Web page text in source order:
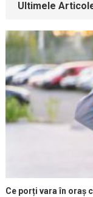
Ultimele
Ce porți vara în oraș